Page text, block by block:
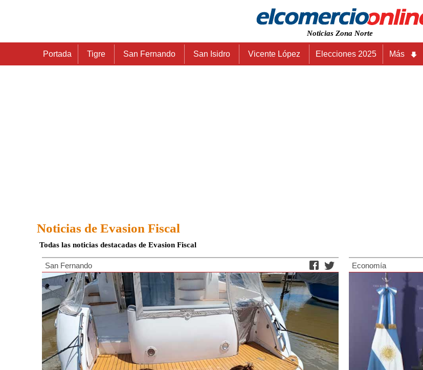
Noticias Zona Norte
Portada Tigre San Fernando San Isidro Vicente López Elecciones 2025 Más
Noticias de Evasion Fiscal
Todas las noticias destacadas de Evasion Fiscal
San Fernando Economía